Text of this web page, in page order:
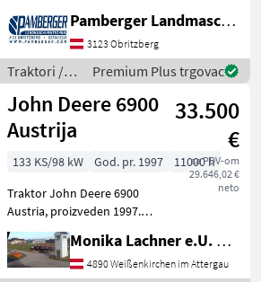
abschließbar 176 Ah
Batterie, elektrischer
Hauptschalter
Vorglühanlage
Lichtmaschine 210A
Pamberger Landmaschinentechnik GmbH
3123 Obritzberg
Traktori /
New
Holland
Premium Plus trgovac
John Deere 6900
Austrija
33.500
€
sa PDV-om
29.646,02 €
neto
133 KS/98 kW God. pr. 1997
11000 h
Traktor John Deere 6900
Austria, proizveden 1997.
godine, snažan je i svestran
standardni traktor idealan
za razne poljoprivredne
Monika Lachner e.U. Maschinenhandel
4890 Weißenkirchen im Attergau